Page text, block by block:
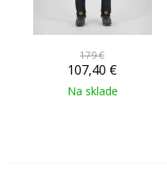
179 €
107,40 €
Na sklade